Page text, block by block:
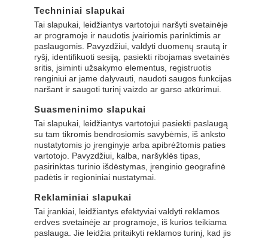
Techniniai slapukai
Tai slapukai, leidžiantys vartotojui naršyti svetainėje
ar programoje ir naudotis įvairiomis parinktimis ar
paslaugomis. Pavyzdžiui, valdyti duomenų srautą ir
ryšį, identifikuoti sesiją, pasiekti ribojamas svetainės
sritis, įsiminti užsakymo elementus, registruotis
renginiui ar jame dalyvauti, naudoti saugos funkcijas
naršant ir saugoti turinį vaizdo ar garso atkūrimui.
Suasmeninimo slapukai
Tai slapukai, leidžiantys vartotojui pasiekti paslaugą
su tam tikromis bendrosiomis savybėmis, iš anksto
nustatytomis jo įrenginyje arba apibrėžtomis paties
vartotojo. Pavyzdžiui, kalba, naršyklės tipas,
pasirinktas turinio išdėstymas, įrenginio geografinė
padėtis ir regioniniai nustatymai.
Reklaminiai slapukai
Tai įrankiai, leidžiantys efektyviai valdyti reklamos
erdves svetainėje ar programoje, iš kurios teikiama
paslauga. Jie leidžia pritaikyti reklamos turinį, kad jis